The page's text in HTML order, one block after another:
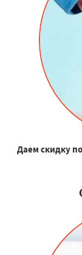
Даем скидку